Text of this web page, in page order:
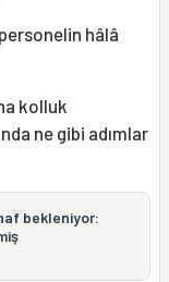
hâlâ
kolluk
ne gibi adımlar
bekleniyor: